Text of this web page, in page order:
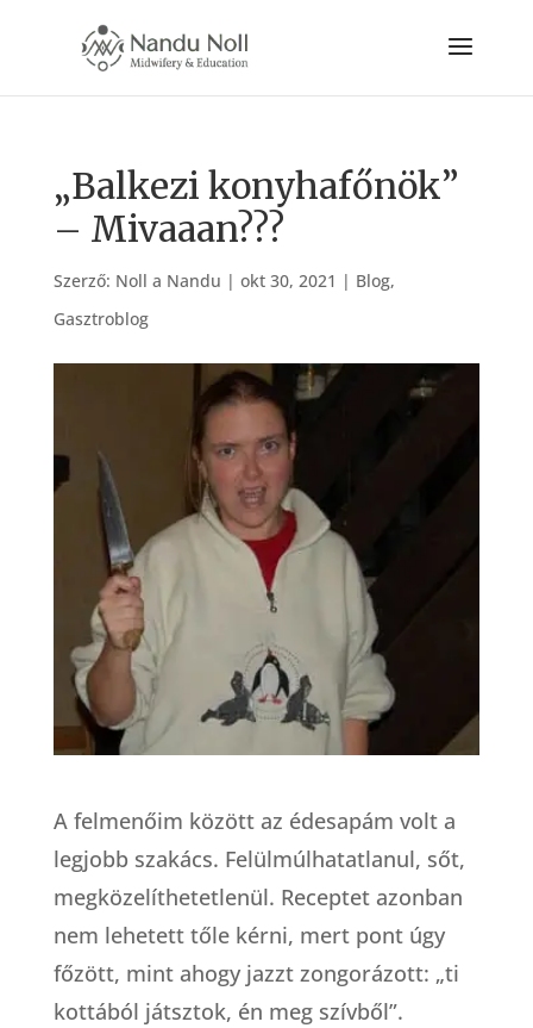
„Balkezi konyhafőnök”
– Mivaaan???
Szerző: Noll a Nandu | okt 30, 2021 | Blog,
Gasztroblog
A felmenőim között az édesapám volt a
legjobb szakács. Felülmúlhatatlanul, sőt,
megközelíthetetlenül. Receptet azonban
nem lehetett tőle kérni, mert pont úgy
főzött, mint ahogy jazzt zongorázott: „ti
kottából játsztok, én meg szívből”.